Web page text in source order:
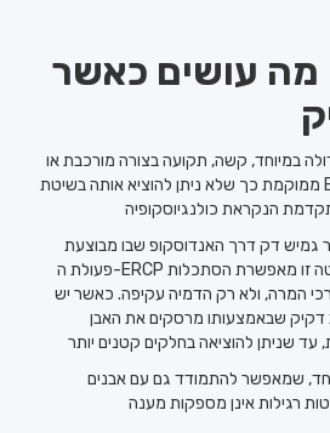
מה עושים כאשר ERCP רגיל
במיוחד, קשה, תקועה בצורה מורכבת או
ממוקמת כך שלא ניתן להוציא אותה בשיטת ERCP רגילה. במצבים כאלה
גמיש דק דרך האנדוסקופ שבו מבוצעת
פעולת ה-ERCP מעין “צינור בתוך צינור”. שיטה זו מאפשרת הסתכלות
המרה, ולא רק הדמיה עקיפה. כאשר יש
דקיק שבאמצעותו מרסקים את האבן
שמאפשר להתמודד גם עם אבנים